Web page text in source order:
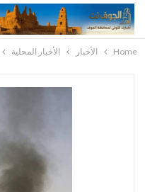
Home الأخبار الأخبار المحلية